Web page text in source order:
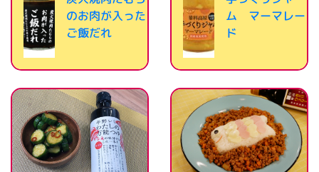
のお肉が入った
ご飯だれ
ム マーマレー
ド